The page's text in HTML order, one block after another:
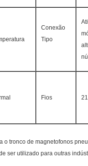
Conexão
Tipo
Fios
o tronco de magnetofonos
ser utilizado para outras